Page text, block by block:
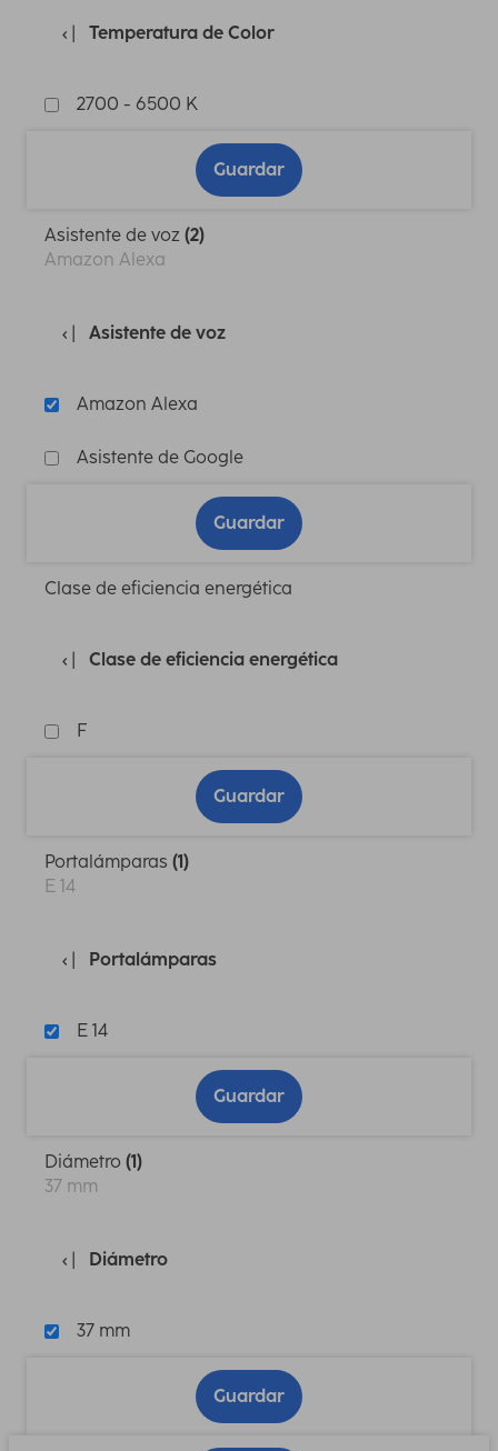
Temperatura de Color
2700 - 6500 K
Guardar
Asistente de voz (2)
Amazon Alexa
Asistente de voz
Amazon Alexa
Asistente de Google
Guardar
Clase de eficiencia energética
Clase de eficiencia energética
F
Guardar
Portalámparas (1)
E 14
Portalámparas
E 14
Guardar
Diámetro (1)
37 mm
Diámetro
37 mm
Guardar